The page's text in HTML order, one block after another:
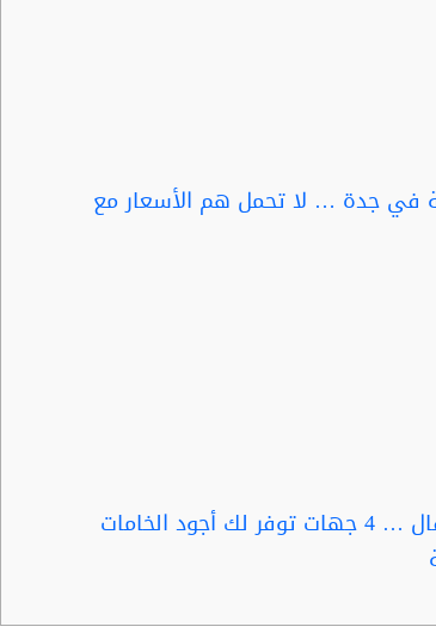
في جدة … لا تحمل هم الأسعار مع